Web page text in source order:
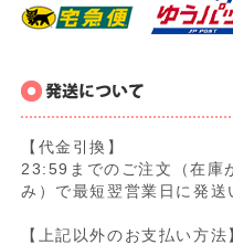
【代金引換】
23:59までのご注文（在庫
み）で最短翌営業日に発送
【上記以外のお支払い方法